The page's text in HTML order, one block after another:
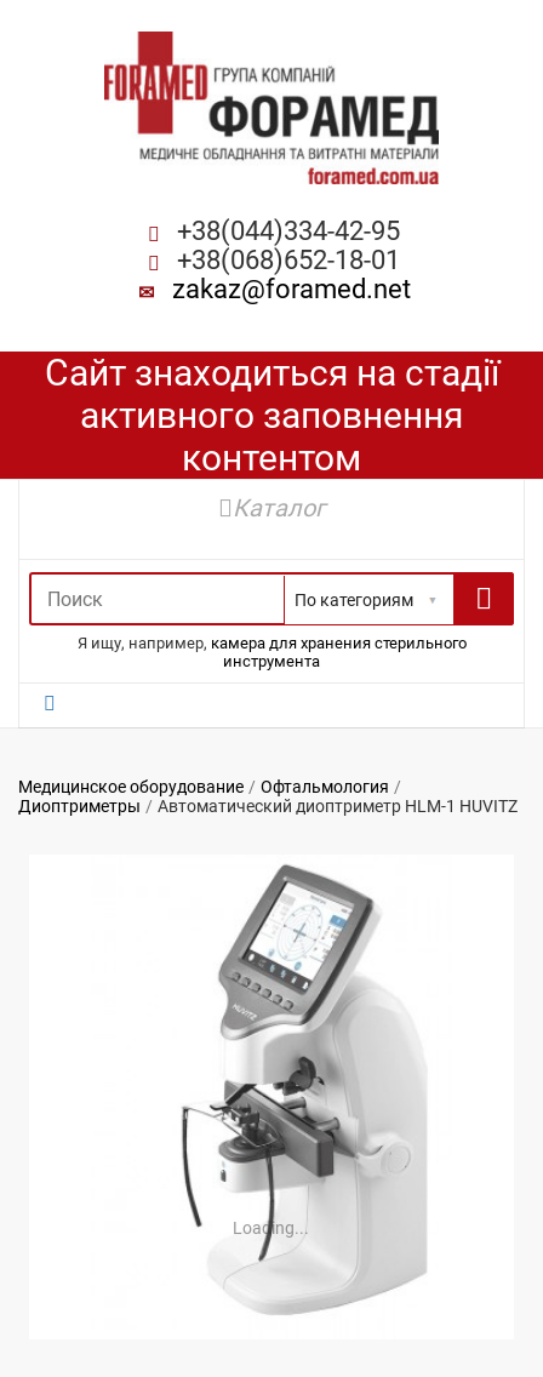
+38(044)334-42-95
+38(068)652-18-01
zakaz@foramed.net
Сайт знаходиться на стадії
активного заповнення
контентом
Каталог
Я ищу, например, камера для хранения стерильного
инструмента
Медицинское оборудование
Офтальмология
Диоптриметры
Автоматический диоптриметр HLM-1 HUVITZ
Loading...